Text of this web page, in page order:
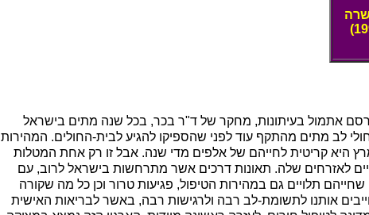
אתמול בעיתונות, מחקר של ד"ר בכר, בכל שנה מתים בישראל
אוטם שריר הלב 10,000 אנשים. כ-2,000 חולי לב מתים מהתקף עוד לפני שהספיקו להגיע לבית-החולים. המהירות
היא קריטית לחייהם של אלפים מדי שנה. אבל זו רק אחת המטלות
לאזרחים שלה. תאונות דרכים אשר מתרחשות בישראל לרוב, עם
תלויים גם במהירות הטיפול, פגיעות טרור וכן כל מה שקורה
אותנו לתשומת-לב רבה ולרגישות רבה, באשר לבריאות האישית